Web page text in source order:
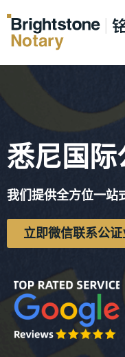
悉尼国
我们提供全方位一站
立即微信联系公